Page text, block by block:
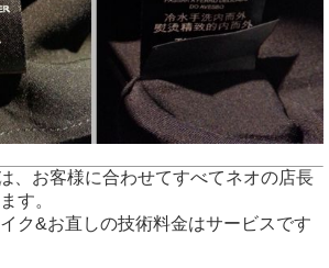
、お客様に合わせてすべてネオの店長
す。
ク&お直しの技術料金はサービスです